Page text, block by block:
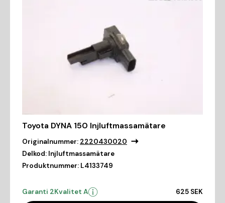
Toyota DYNA 150 Injluftmassamätare
Originalnummer: 2220430020
Delkod: Injluftmassamätare
Produktnummer: L4133749
Garanti 2Kvalitet A 625 SEK